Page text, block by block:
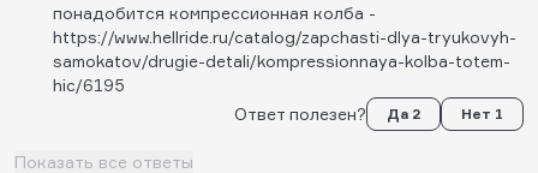
понадобится компрессионная колба -
https://www.hellride.ru/catalog/zapchasti-dlya-tryukovyh-
samokatov/drugie-detali/kompressionnaya-kolba-totem-
hic/6195
Ответ полезен?
Да 2 Нет 1
Показать все ответы